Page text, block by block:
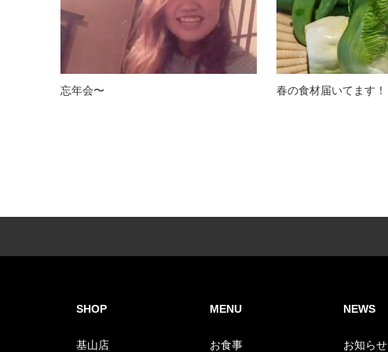
忘年会〜 春の食材届いてます！
SHOP
基山店
MENU
お食事
NEWS
お知らせ